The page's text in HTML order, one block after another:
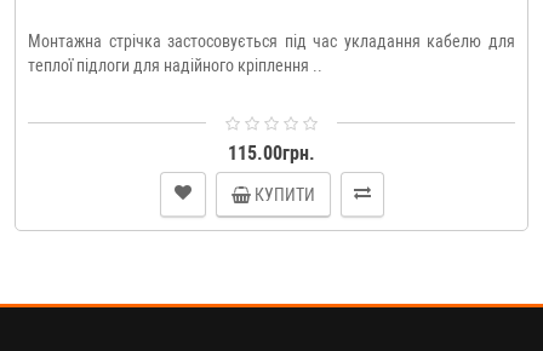
Монтажна стрічка застосовується під час укладання кабелю для
теплої підлоги для надійного кріплення ..
115.00грн.
КУПИТИ